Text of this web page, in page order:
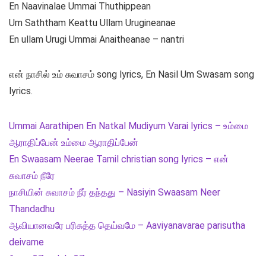
En Naavinalae Ummai Thuthippean
Um Saththam Keattu Ullam Urugineanae
En ullam Urugi Ummai Anaitheanae – nantri
என் நாசில் உம் சுவாசம் song lyrics, En Nasil Um Swasam song
lyrics.
Ummai Aarathipen En Natkal Mudiyum Varai lyrics – உம்மை
ஆராதிப்பேன் உம்மை ஆராதிப்பேன்
En Swaasam Neerae Tamil christian song lyrics – என்
சுவாசம் நீரே
நாசியின் சுவாசம் நீர் தந்தது – Nasiyin Swaasam Neer
Thandadhu
ஆவியானவரே பரிசுத்த தெய்வமே – Aaviyanavarae parisutha
deivame